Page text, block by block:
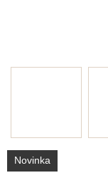
Novinka